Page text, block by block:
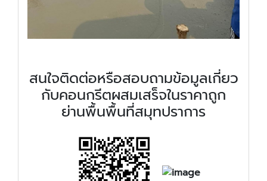
สนใจติดต่อหรือสอบถามข้อมูลเกี่ยว
กับคอนกรีตผสมเสร็จในราคาถูก
ย่านพื้นพื้นที่สมุทปราการ